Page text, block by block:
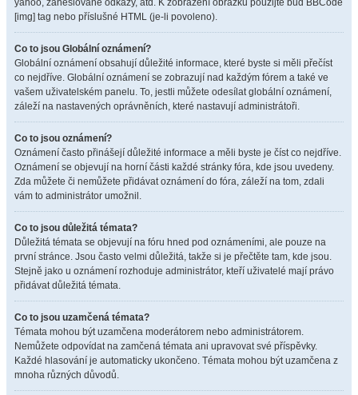
yahoo, zaheslované odkazy, atd. K zobrazení obrázku použijte buď BBCode
[img] tag nebo příslušné HTML (je-li povoleno).
Co to jsou Globální oznámení?
Globální oznámení obsahují důležité informace, které byste si měli přečíst
co nejdříve. Globální oznámení se zobrazují nad každým fórem a také ve
vašem uživatelském panelu. To, jestli můžete odesílat globální oznámení,
záleží na nastavených oprávněních, které nastavují administrátoři.
Co to jsou oznámení?
Oznámení často přinášejí důležité informace a měli byste je číst co nejdříve.
Oznámení se objevují na horní části každé stránky fóra, kde jsou uvedeny.
Zda můžete či nemůžete přidávat oznámení do fóra, záleží na tom, zdali
vám to administrátor umožnil.
Co to jsou důležitá témata?
Důležitá témata se objevují na fóru hned pod oznámeními, ale pouze na
první stránce. Jsou často velmi důležitá, takže si je přečtěte tam, kde jsou.
Stejně jako u oznámení rozhoduje administrátor, kteří uživatelé mají právo
přidávat důležitá témata.
Co to jsou uzamčená témata?
Témata mohou být uzamčena moderátorem nebo administrátorem.
Nemůžete odpovídat na zamčená témata ani upravovat své příspěvky.
Každé hlasování je automaticky ukončeno. Témata mohou být uzamčena z
mnoha různých důvodů.